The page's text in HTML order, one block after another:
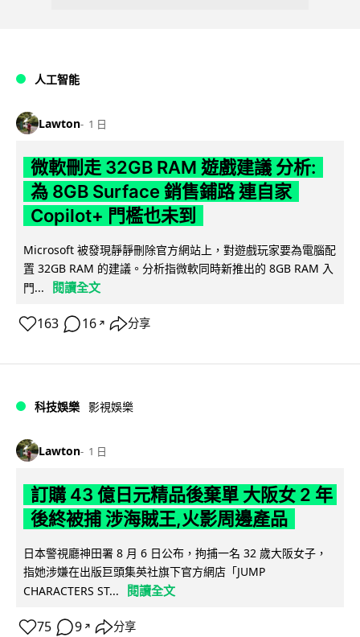
人工智能
Lawton 1 日
微軟刪走 32GB RAM 遊戲建議 分析:
為 8GB Surface 銷售鋪路 連自家
Copilot+ 門檻也未到
Microsoft 被發現靜靜刪除官方網站上，對遊戲玩家要為電腦配
置 32GB RAM 的建議。分析指微軟同時新推出的 8GB RAM 入
門...
閱讀全文
163 16 ↗ 分享
科技娛樂 影視娛樂
Lawton 1 日
訂購 43 億日元精品後棄單 大阪女 2 年
後終被捕 涉海賊王,火影周邊產品
日本警視廳神田署 8 月 6 日公布，拘捕一名 32 歲大阪女子，
指她涉嫌在出版巨頭集英社旗下官方網店「JUMP
CHARACTERS ST...
閱讀全文
75 9 ↗ 分享